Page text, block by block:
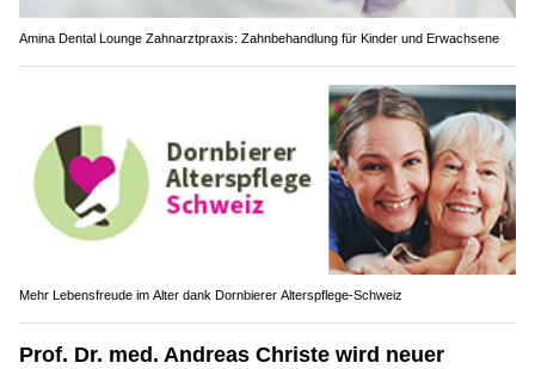
Amina Dental Lounge Zahnarztpraxis: Zahnbehandlung für Kinder und Erwachsene
Mehr Lebensfreude im Alter dank Dornbierer Alterspflege-Schweiz
Prof. Dr. med. Andreas Christe wird neuer